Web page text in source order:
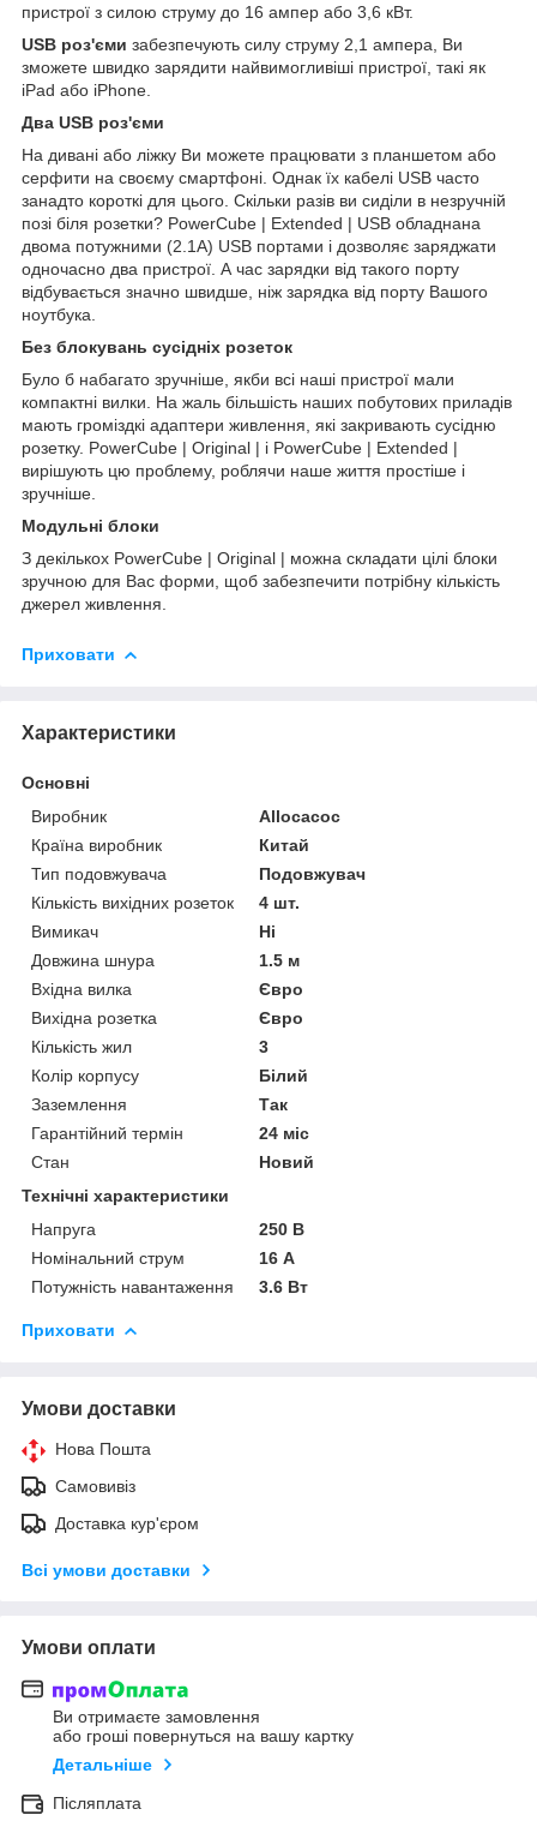
пристрої з силою струму до 16 ампер або 3,6 кВт.
USB роз'єми забезпечують силу струму 2,1 ампера, Ви
зможете швидко зарядити найвимогливіші пристрої, такі як
iPad або iPhone.
Два USB роз'єми
На дивані або ліжку Ви можете працювати з планшетом або
серфити на своєму смартфоні. Однак їх кабелі USB часто
занадто короткі для цього. Скільки разів ви сиділи в незручній
позі біля розетки? PowerCube | Extended | USB обладнана
двома потужними (2.1A) USB портами і дозволяє заряджати
одночасно два пристрої. А час зарядки від такого порту
відбувається значно швидше, ніж зарядка від порту Вашого
ноутбука.
Без блокувань сусідніх розеток
Було б набагато зручніше, якби всі наші пристрої мали
компактні вилки. На жаль більшість наших побутових приладів
мають громіздкі адаптери живлення, які закривають сусідню
розетку. PowerCube | Original | і PowerCube | Extended |
вирішують цю проблему, роблячи наше життя простіше і
зручніше.
Модульні блоки
З декількох PowerCube | Original | можна складати цілі блоки
зручною для Вас форми, щоб забезпечити потрібну кількість
джерел живлення.
Приховати
Характеристики
Основні
Виробник
Allocacoc
Країна виробник
Китай
Тип подовжувача
Подовжувач
Кількість вихідних розеток
4 шт.
Вимикач
Ні
Довжина шнура
1.5 м
Вхідна вилка
Євро
Вихідна розетка
Євро
Кількість жил
3
Колір корпусу
Білий
Заземлення
Так
Гарантійний термін
24 міс
Стан
Новий
Технічні характеристики
Напруга
250 В
Номінальний струм
16 А
Потужність навантаження
3.6 Вт
Приховати
Умови доставки
Нова Пошта
Самовивіз
Доставка кур'єром
Всі умови доставки
Умови оплати
Ви отримаєте замовлення
або гроші повернуться на вашу картку
Детальніше
Післяплата